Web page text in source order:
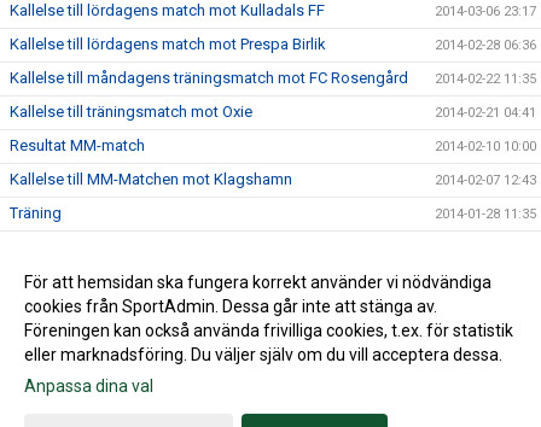
Kallelse till lördagens match mot Kulladals FF 2014-03-06 23:17
Kallelse till lördagens match mot Prespa Birlik 2014-02-28 06:36
Kallelse till måndagens träningsmatch mot FC Rosengård 2014-02-22 11:35
Kallelse till träningsmatch mot Oxie 2014-02-21 04:41
Resultat MM-match 2014-02-10 10:00
Kallelse till MM-Matchen mot Klagshamn 2014-02-07 12:43
Träning 2014-01-28 11:35
Lördagsträningen är inställd 2014-01-17 20:19
2014-01-14 14:02
Gå till Webbversion
För att hemsidan ska fungera korrekt använder vi nödvändiga
cookies från SportAdmin. Dessa går inte att stänga av.
Föreningen kan också använda frivilliga cookies, t.ex. för statistik
eller marknadsföring. Du väljer själv om du vill acceptera dessa.
Anpassa dina val